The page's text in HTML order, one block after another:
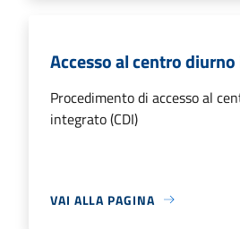
Accesso al centro
Procedimento di accesso al
integrato (CDI)
VAI ALLA PAGINA